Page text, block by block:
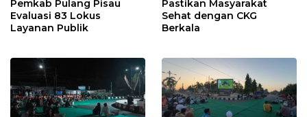
Pemkab Pulang Pisau
Evaluasi 83 Lokus
Layanan Publik
Pastikan Masyarakat
Sehat dengan CKG
Berkala